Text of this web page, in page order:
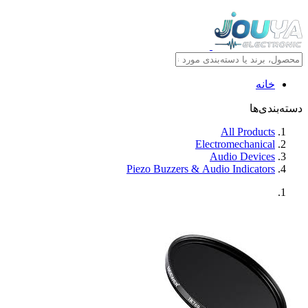
خانه
دسته‌بندی‌ها
All Products
Electromechanical
Audio Devices
Piezo Buzzers & Audio Indicators